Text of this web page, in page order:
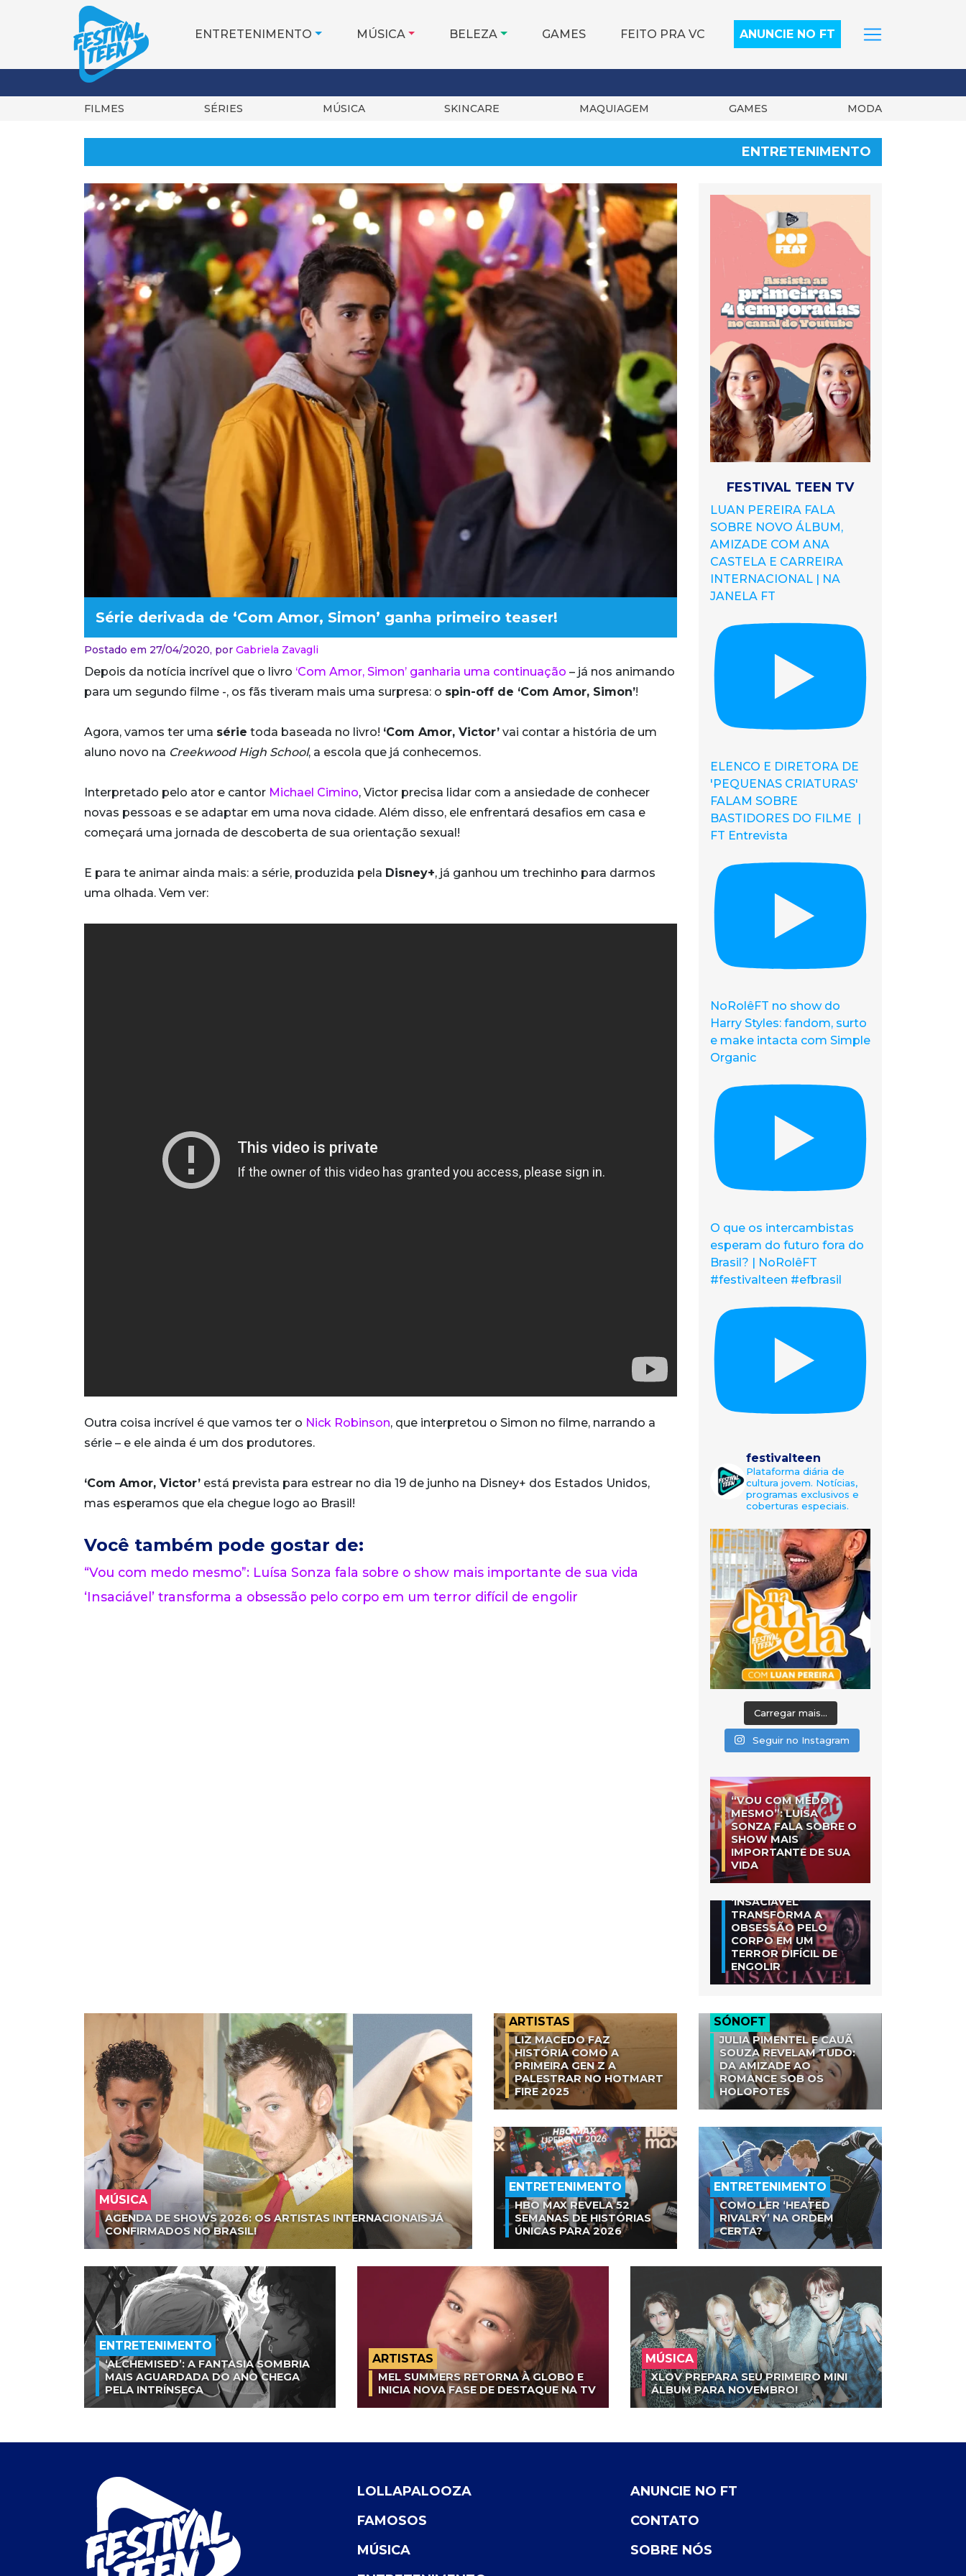
ENTRETENIMENTO MÚSICA BELEZA GAMES FEITO PRA VC ANUNCIE NO FT
FILMES SÉRIES MÚSICA SKINCARE MAQUIAGEM GAMES MODA
ENTRETENIMENTO
Série derivada de ‘Com Amor, Simon’ ganha primeiro teaser!
Postado em 27/04/2020, por Gabriela Zavagli
Depois da notícia incrível que o livro ‘Com Amor, Simon’ ganharia uma continuação – já nos animando
para um segundo filme -, os fãs tiveram mais uma surpresa: o spin-off de ‘Com Amor, Simon’!
Agora, vamos ter uma série toda baseada no livro! ‘Com Amor, Victor’ vai contar a história de um
aluno novo na Creekwood High School, a escola que já conhecemos.
Interpretado pelo ator e cantor Michael Cimino, Victor precisa lidar com a ansiedade de conhecer
novas pessoas e se adaptar em uma nova cidade. Além disso, ele enfrentará desafios em casa e
começará uma jornada de descoberta de sua orientação sexual!
E para te animar ainda mais: a série, produzida pela Disney+, já ganhou um trechinho para darmos
uma olhada. Vem ver:
Outra coisa incrível é que vamos ter o Nick Robinson, que interpretou o Simon no filme, narrando a
série – e ele ainda é um dos produtores.
‘Com Amor, Victor’ está prevista para estrear no dia 19 de junho na Disney+ dos Estados Unidos,
mas esperamos que ela chegue logo ao Brasil!
Você também pode gostar de:
“Vou com medo mesmo”: Luísa Sonza fala sobre o show mais importante de sua vida
‘Insaciável’ transforma a obsessão pelo corpo em um terror difícil de engolir
FESTIVAL TEEN TV
LUAN PEREIRA FALA
SOBRE NOVO ÁLBUM,
AMIZADE COM ANA
CASTELA E CARREIRA
INTERNACIONAL | NA
JANELA FT
ELENCO E DIRETORA DE
'PEQUENAS CRIATURAS'
FALAM SOBRE
BASTIDORES DO FILME |
FT Entrevista
NoRolêFT no show do
Harry Styles: fandom, surto
e make intacta com Simple
Organic
O que os intercambistas
esperam do futuro fora do
Brasil? | NoRolêFT
#festivalteen #efbrasil
festivalteen
Plataforma diária de
cultura jovem. Notícias,
programas exclusivos e
coberturas especiais.
Carregar mais...
Seguir no Instagram
“VOU COM MEDO
MESMO”: LUÍSA
SONZA FALA SOBRE O
SHOW MAIS
IMPORTANTE DE SUA
VIDA
‘INSACIÁVEL’
TRANSFORMA A
OBSESSÃO PELO
CORPO EM UM
TERROR DIFÍCIL DE
ENGOLIR
MÚSICA
AGENDA DE SHOWS 2026: OS ARTISTAS INTERNACIONAIS JÁ
CONFIRMADOS NO BRASIL!
ARTISTAS
LIZ MACEDO FAZ
HISTÓRIA COMO A
PRIMEIRA GEN Z A
PALESTRAR NO HOTMART
FIRE 2025
SÓNOFT
JULIA PIMENTEL E CAUÃ
SOUZA REVELAM TUDO:
DA AMIZADE AO
ROMANCE SOB OS
HOLOFOTES
ENTRETENIMENTO
HBO MAX REVELA 52
SEMANAS DE HISTÓRIAS
ÚNICAS PARA 2026
ENTRETENIMENTO
COMO LER ‘HEATED
RIVALRY’ NA ORDEM
CERTA?
ENTRETENIMENTO
‘ALCHEMISED’: A FANTASIA SOMBRIA
MAIS AGUARDADA DO ANO CHEGA
PELA INTRÍNSECA
ARTISTAS
MEL SUMMERS RETORNA À GLOBO E
INICIA NOVA FASE DE DESTAQUE NA TV
MÚSICA
XLOV PREPARA SEU PRIMEIRO MINI
ÁLBUM PARA NOVEMBRO!
LOLLAPALOOZA
FAMOSOS
MÚSICA
ANUNCIE NO FT
CONTATO
SOBRE NÓS